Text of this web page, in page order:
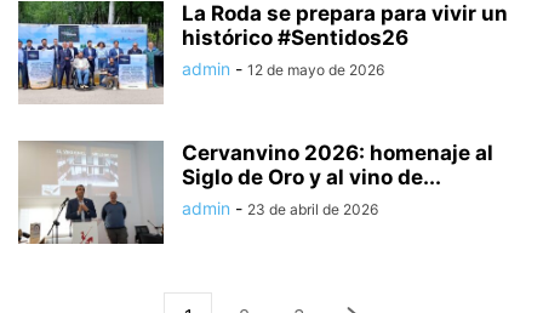
La Roda se prepara para vivir un
histórico #Sentidos26
admin - 12 de mayo de 2026
Cervanvino 2026: homenaje al
Siglo de Oro y al vino de...
admin - 23 de abril de 2026